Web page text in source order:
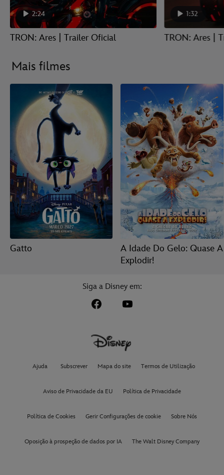
2:24
TRON: Ares | Trailer Oficial
1:32
TRON: Ares |
Mais filmes
Gatto
A Idade Do Gelo: Quase A
Explodir!
Siga a Disney em:
Ajuda Subscrever Mapa do site Termos de Utilização
Aviso de Privacidade da EU Política de Privacidade
Política de Cookies Gerir Configurações de cookie Sobre Nós
Oposição à prospeção de dados por IA The Walt Disney Company